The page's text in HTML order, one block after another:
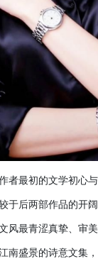
者最初的文学初心
于后两部作品的
风最青涩真挚、审
南盛景的诗意文集